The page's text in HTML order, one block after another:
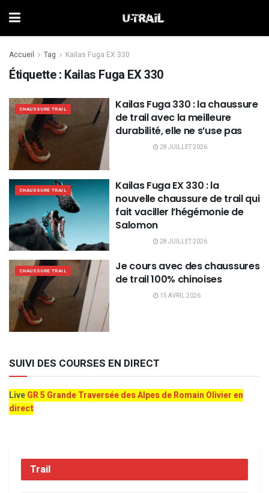
Accueil Tag Kailas Fuga EX 330
Étiquette : Kailas Fuga EX 330
CHAUSSURE TRAIL
Kailas Fuga 330 : la chaussure
de trail avec la meilleure
durabilité, elle ne s’use pas
28 JUILLET 2026
CHAUSSURE TRAIL
Kailas Fuga EX 330 : la
nouvelle chaussure de trail qui
fait vaciller l’hégémonie de
Salomon
28 JUILLET 2026
CHAUSSURE TRAIL
Je cours avec des chaussures
de trail 100% chinoises
15 AVRIL 2026
SUIVI DES COURSES EN DIRECT
LiveGR 5 Grande Traversée des Alpes de Romain Olivier en
direct
Trail